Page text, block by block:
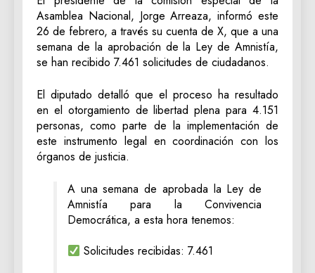
Asamblea Nacional, Jorge Arreaza, informó este
26 de febrero, a través su cuenta de X, que a una
semana de la aprobación de la Ley de Amnistía,
se han recibido 7.461 solicitudes de ciudadanos.
El diputado detalló que el proceso ha resultado
en el otorgamiento de libertad plena para 4.151
personas, como parte de la implementación de
este instrumento legal en coordinación con los
órganos de justicia.
A una semana de aprobada la Ley de
Amnistía para la Convivencia
Democrática, a esta hora tenemos:
Solicitudes recibidas: 7.461